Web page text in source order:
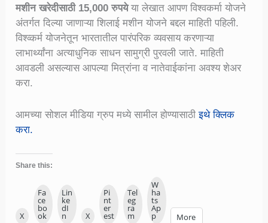
मशीन खरेदीसाठी 15,000 रुपयेया लेखात आपण विश्वकर्मा योजने
अंतर्गत दिल्या जाणाऱ्या शिलाई मशीन योजने बद्दल माहिती पहिली.
विश्व्कर्म योजनेतून भारतातील पारंपरिक व्यवसाय करणाऱ्या
लाभार्थ्यांना अत्याधुनिक साधन सामुग्री पुरवली जाते. माहिती
आवडली असल्यास आपल्या मित्रांना व नातेवाईकांना अवश्य शेअर
करा.
आमच्या सोशल मीडिया ग्रुप मध्ये सामील होण्यासाठीइथे क्लिक
करा.
Share this:
X
Fa
ce
bo
ok
Lin
ke
dI
n X
Pi
nt
er
est
Tel
eg
ra
m
W
ha
ts
Ap
p More